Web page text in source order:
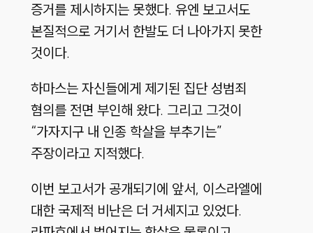
증거를 제시하지는 못했다. 유엔 보고서도
본질적으로 거기서 한발도 더 나아가지 못한
것이다.
하마스는 자신들에게 제기된 집단 성범죄
혐의를 전면 부인해 왔다. 그리고 그것이
“가자지구 내 인종 학살을 부추기는”
주장이라고 지적했다.
이번 보고서가 공개되기에 앞서, 이스라엘에
대한 국제적 비난은 더 거세지고 있었다.